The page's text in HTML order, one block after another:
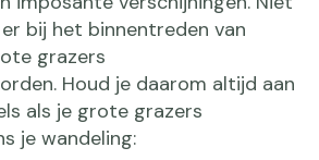
bij het binnentreden van
grazers
Houd je daarom altijd aan
als je grote grazers
je wandeling: